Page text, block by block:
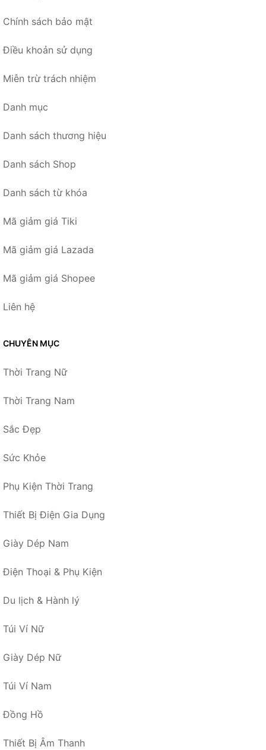
Chính sách bảo mật
Điều khoản sử dụng
Miễn trừ trách nhiệm
Danh mục
Danh sách thương hiệu
Danh sách Shop
Danh sách từ khóa
Mã giảm giá Tiki
Mã giảm giá Lazada
Mã giảm giá Shopee
Liên hệ
CHUYÊN MỤC
Thời Trang Nữ
Thời Trang Nam
Sắc Đẹp
Sức Khỏe
Phụ Kiện Thời Trang
Thiết Bị Điện Gia Dụng
Giày Dép Nam
Điện Thoại & Phụ Kiện
Du lịch & Hành lý
Túi Ví Nữ
Giày Dép Nữ
Túi Ví Nam
Đồng Hồ
Thiết Bị Âm Thanh